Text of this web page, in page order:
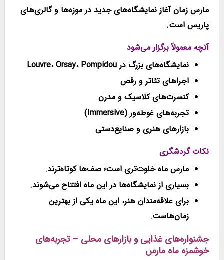
مارس زمان آغاز نمایشگاه‌های جدید در موزه‌ها و گالری‌های
پاریس است.
آنچه معمولاً برگزار می‌شود
نمایشگاه‌های بزرگ در Louvre، Orsay، Pompidou
اجراهای تئاتر و رقص
کنسرت‌های کلاسیک و مدرن
تجربه‌های غوطه‌ور (Immersive)
بازارهای هنری و صنایع‌دستی
نکات گردشگری
مارس ماه خلوت‌تری است؛ صف‌ها کوتاه‌ترند.
بسیاری از نمایشگاه‌ها در این ماه افتتاح می‌شوند.
برای علاقه‌مندان هنر، این ماه یکی از بهترین
زمان‌هاست.
جشنواره‌های غذایی و بازارهای محلی – تجربه‌های
خوشمزه ماه مارس